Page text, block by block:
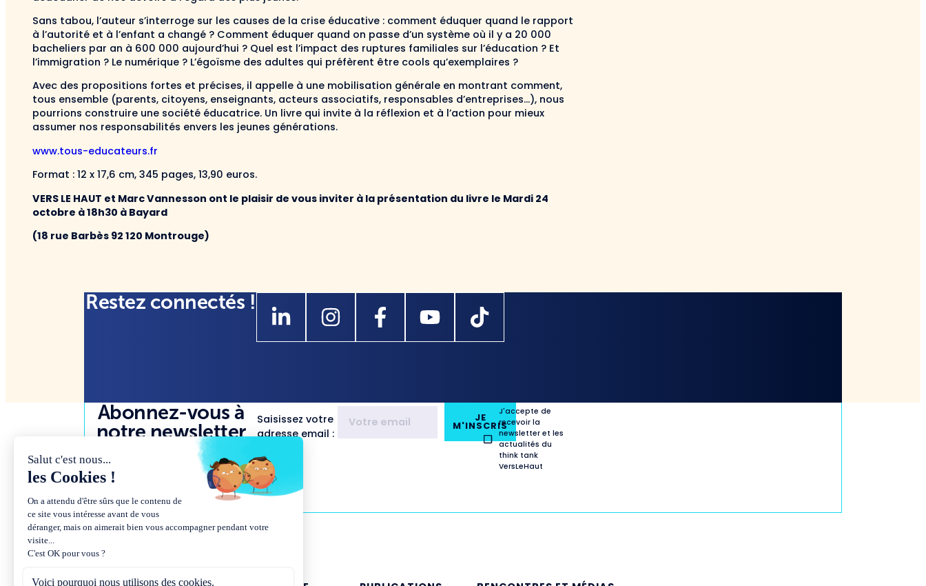
Sans tabou, l’auteur s’interroge sur les causes de la crise éducative : comment éduquer quand le rapport
à l’autorité et à l’enfant a changé ? Comment éduquer quand on passe d’un système où il y a 20 000
bacheliers par an à 600 000 aujourd’hui ? Quel est l’impact des ruptures familiales sur l’éducation ? Et
l’immigration ? Le numérique ? L’égoïsme des adultes qui préfèrent être cools qu’exemplaires ?
Avec des propositions fortes et précises, il appelle à une mobilisation générale en montrant comment,
tous ensemble (parents, citoyens, enseignants, acteurs associatifs, responsables d’entreprises…), nous
pourrions construire une société éducatrice. Un livre qui invite à la réflexion et à l’action pour mieux
assumer nos responsabilités envers les jeunes générations.
www.tous-educateurs.fr
Format : 12 x 17,6 cm, 345 pages, 13,90 euros.
VERS LE HAUT et Marc Vannesson ont le plaisir de vous inviter à la présentation du livre le Mardi 24
octobre à 18h30 à Bayard
(18 rue Barbès 92 120 Montrouge)
Restez connectés !
Abonnez-vous à
notre newsletter
Saisissez votre
adresse email :
JE
M'INSCRIS
J'accepte de
recevoir la
newsletter et les
actualités du
think tank
VersLeHaut